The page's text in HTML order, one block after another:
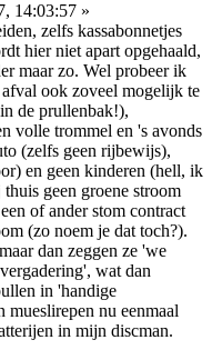
14:03:57 »
zelfs kassabonnetjes
hier niet apart opgehaald,
maar zo. Wel probeer ik
ook zoveel mogelijk te
de prullenbak!),
volle trommel en 's avonds
(zelfs geen rijbewijs),
en geen kinderen (hell, ik
geen groene stroom
of ander stom contract
(zo noem je dat toch?).
dan zeggen ze 'we
wat dan
in 'handige
mueslirepen nu eenmaal
in mijn discman.